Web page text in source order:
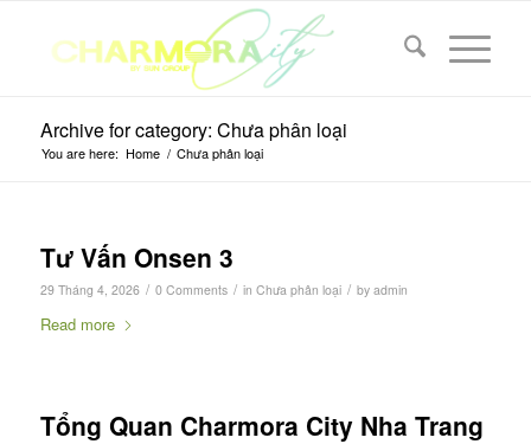
Archive for category: Chưa phân loại
You are here: Home / Chưa phân loại
Tư Vấn Onsen 3
29 Tháng 4, 2026 / 0 Comments / in Chưa phân loại / by admin
Read more
Tổng Quan Charmora City Nha Trang